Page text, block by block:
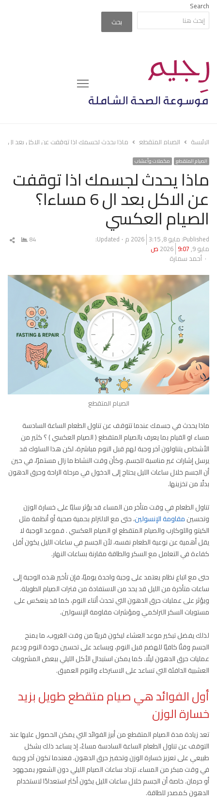
Search
بحث
Menu
الرئيسة الصيام المتقطع ماذا يحدث لجسمك اذا توقفت عن الاكل بعد ال 6 مساءا؟ الصيام العكسي
الصيام المتقطع مكملات وأعشاب
ماذا يحدث لجسمك اذا توقفت
عن الاكل بعد ال 6 مساءا؟
الصيام العكسي
Published: مايو 8, 2026 3:15 م
Updated:
مايو 9, 2026
9:07 ص
Author
أحمد سمارة
84
الصيام المتقطع
ماذا يحدث في جسمك عندما تتوقف عن تناول الطعام الساعة السادسة
مساء او القيام بما يعرف بالصيام المتقطع ( الصيام العكسي ) ؟ كثير من
الأشخاص يتناولون آخر وجبة لهم قبل النوم مباشرة، لكن هذا السلوك قد
يرسل إشارات غير مناسبة للجسم، وكأن وقت النشاط ما زال مستمرًا، في حين
أن الجسم خلال ساعات الليل يحتاج إلى الدخول في مرحلة الراحة وحرق الدهون
بدلًا من تخزينها.
تناول الطعام في وقت متأخر من المساء قد يؤثر سلبًا على خسارة الوزن
وتحسينمقاومة الإنسولين، حتى مع الالتزام بحمية صحية أو أنظمة مثل
الكيتو واللوكارب والصيام المتقطع او الصيام العكسي . فموعد الوجبة لا
يقل أهمية عن نوعية الطعام نفسه، لأن الجسم في ساعات الليل يكون أقل
كفاءة في التعامل مع السكر والطاقة مقارنة بساعات النهار.
حتى مع اتباع نظام يعتمد على وجبة واحدة يوميًا، فإن تأخير هذه الوجبة إلى
ساعات متأخرة من الليل قد يحد من الاستفادة من فترات الصيام الطويلة.
ويؤثر على عمليات حرق الدهون التي تحدث أثناء النوم، كما قد ينعكس على
مستويات السكر التراكمي ومؤشرات مقاومة الإنسولين.
لذلك يفضل تبكير موعد العشاء ليكون قريبًا من وقت الغروب، ما يمنح
الجسم وقتًا كافيًا للهضم قبل النوم، ويساعد على تحسين جودة النوم ودعم
عمليات حرق الدهون ليلًا. كما يمكن استبدال الأكل الليلي ببعض المشروبات
العشبية الدافئة التي تساعد على الاسترخاء والنوم العميق.
أول الفوائد هي صيام متقطع طويل بزيد
خسارة الوزن
تعد زيادة مدة الصيام المتقطع من أبرز الفوائد التي يمكن الحصول عليها عند
التوقف عن تناول الطعام الساعة السادسة مساءً، إذ يساعد ذلك بشكل
طبيعي على تعزيز خسارة الوزن وتحفيز حرق الدهون. فعندما تكون آخر وجبة
في وقت مبكر من المساء، تزداد ساعات الصيام الليلي دون الشعور بمجهود
أو حرمان. خاصة أن الجسم خلال ساعات الليل يكون أكثر استعدادًا لاستخدام
الدهون كمصدر للطاقة.